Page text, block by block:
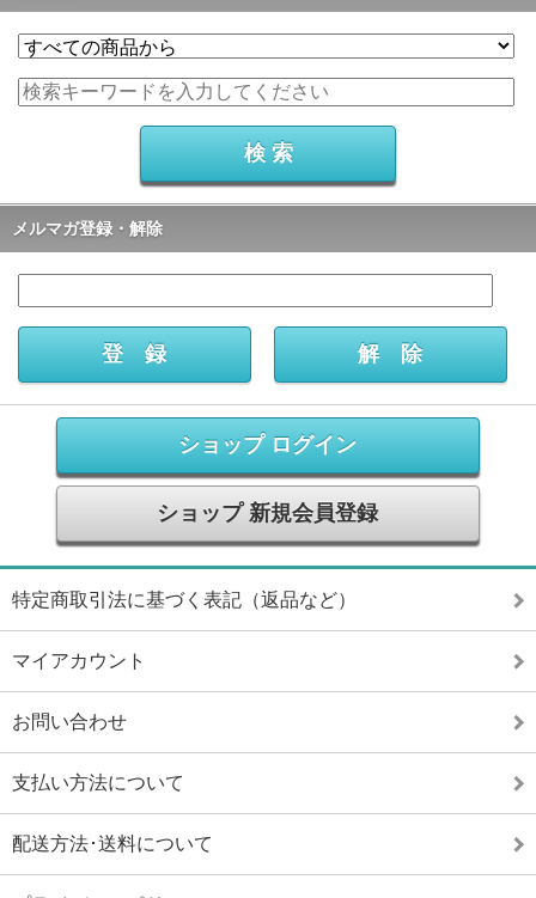
メルマガ登録・解除
ショップ ログイン
ショップ 新規会員登録
特定商取引法に基づく表記（返品など）
マイアカウント
お問い合わせ
支払い方法について
配送方法･送料について